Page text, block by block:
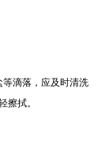
滴落，应及时清洗
擦拭。